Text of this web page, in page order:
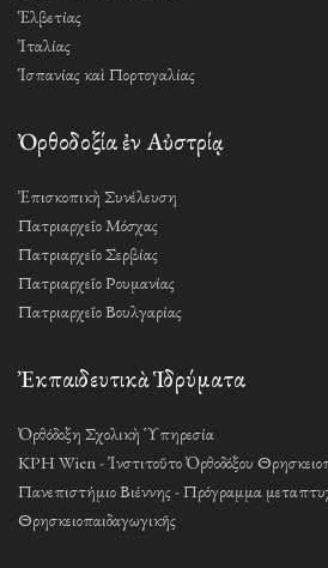
Ἑλβετίας
Ἰταλίας
Ἱσπανίας καὶ Πορτογαλίας
Ὀρθοδοξία ἐν Αὐστρίᾳ
Ἐπισκοπικὴ Συνέλευση
Πατριαρχεῖο Μόσχας
Πατριαρχεῖο Σερβίας
Πατριαρχεῖο Ρουμανίας
Πατριαρχεῖο Βουλγαρίας
Ἐκπαιδευτικὰ Ἱδρύματα
Ὀρθόδοξη Σχολικὴ Ὑπηρεσία
KPH Wien - Ἰνστιτοῦτο Ὀρθοδόξου
Πανεπιστήμιο Βιέννης - Πρόγραμμα
Θρησκειοπαιδαγωγικῆς